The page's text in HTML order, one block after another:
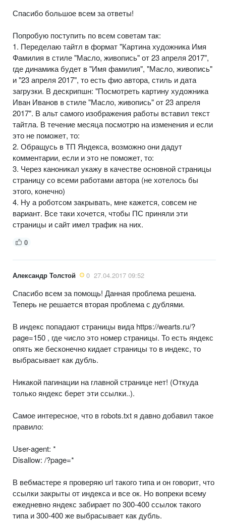
Спасибо большое всем за ответы!
Попробую поступить по всем советам так:
1. Переделаю тайтл в формат "Картина художника Имя
Фамилия в стиле "Масло, живопись" от 23 апреля 2017",
где динамика будет в "Имя фамилия", "Масло, живопись"
и "23 апреля 2017", то есть фио автора, стиль и дата
загрузки. В дескрипшн: "Посмотреть картину художника
Иван Иванов в стиле "Масло, живопись" от 23 апреля
2017". В альт самого изображения работы вставил текст
тайтла. В течение месяца посмотрю на изменения и если
это не поможет, то:
2. Обращусь в ТП Яндекса, возможно они дадут
комментарии, если и это не поможет, то:
3. Через каноникал укажу в качестве основной страницы
страницу со всеми работами автора (не хотелось бы
этого, конечно)
4. Ну а роботсом закрывать, мне кажется, совсем не
вариант. Все таки хочется, чтобы ПС приняли эти
страницы и сайт имел трафик на них.
0
Александр Толстой 0 27.04.2017 09:52
Спасибо всем за помощь! Данная проблема решена.
Теперь не решается вторая проблема с дублями.
В индекс попадают страницы вида https://wearts.ru/?
page=150 , где число это номер страницы. То есть яндекс
опять же бесконечно кидает страницы то в индекс, то
выбрасывает как дубль.
Никакой пагинации на главной странице нет! (Откуда
только яндекс берет эти ссылки..).
Самое интересное, что в robots.txt я давно добавил такое
правило:
User-agent: *
Disallow: /?page=*
В вебмастере я проверяю url такого типа и он говорит, что
ссылки закрыты от индекса и все ок. Но вопреки всему
ежедневно яндекс забирает по 300-400 ссылок такого
типа и 300-400 же выбрасывает как дубль.